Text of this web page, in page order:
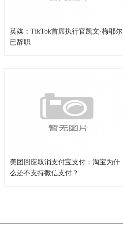
英媒：TikTok首席执行官凯文·梅耶尔
已辞职
美团回应取消支付宝支付：淘宝为什
么还不支持微信支付？